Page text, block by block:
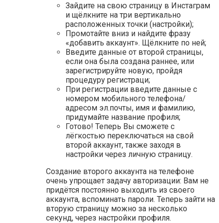
Зайдите на свою страницу в Инстаграм
и щёлкните на три вертикально
расположенных точки (настройки);
Промотайте вниз и найдите фразу
«добавить аккаунт». Щёлкните по ней;
Введите данные от второй страницы,
если она была создана раннее, или
зарегистрируйте новую, пройдя
процедуру регистраци;
При регистрации введите данные с
номером мобильного телефона/
адресом эл.почты, имя и фамилию,
придумайте название профиля;
Готово! Теперь Вы сможете с
лёгкостью переключаться на свой
второй аккаунт, также заходя в
настройки через личную страницу.
Создание второго аккаунта на телефоне
очень упрощает задачу авторизации: Вам не
придётся постоянно выходить из своего
аккаунта, вспоминать пароли. Теперь зайти на
вторую страницу можно за несколько
секунд, через настройки профиля.